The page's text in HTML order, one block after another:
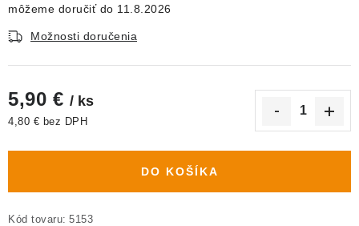
Moja objednávka
11.8.2026
Možnosti doručenia
5,90 € / ks
4,80 € bez DPH
DO KOŠÍKA
Kód tovaru: 5153